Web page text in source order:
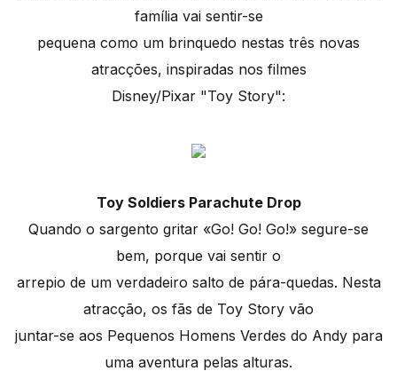
família vai sentir-se
pequena como um brinquedo nestas três novas
atracções, inspiradas nos filmes
Disney/Pixar "Toy Story":
Toy Soldiers Parachute Drop
Quando o sargento gritar «Go! Go! Go!» segure-se
bem, porque vai sentir o
arrepio de um verdadeiro salto de pára-quedas. Nesta
atracção, os fãs de Toy Story vão
juntar-se aos Pequenos Homens Verdes do Andy para
uma aventura pelas alturas.